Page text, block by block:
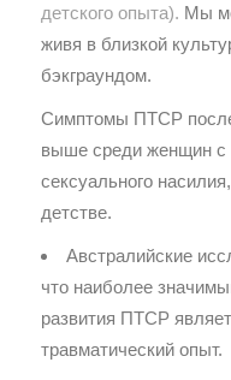
детского опыта). Мы
живя в близкой
бэкграундом.
Симптомы ПТСР
выше среди женщин с
сексуального
детстве.
Австралийские
что наиболее
развития ПТСР
травматический опыт.